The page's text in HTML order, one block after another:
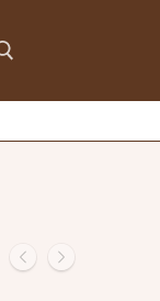
Keresése: